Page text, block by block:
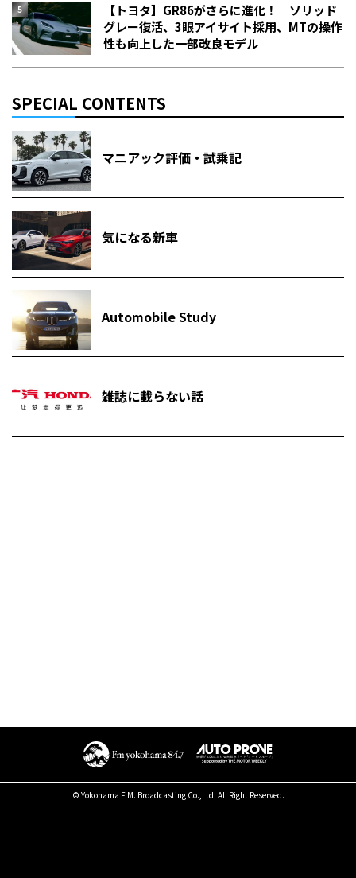
【トヨタ】GR86がさらに進化！ ソリッド
グレー復活、3眼アイサイト採用、MTの操作
性も向上した一部改良モデル
SPECIAL CONTENTS
マニアック評価・試乗記
気になる新車
Automobile Study
雑誌に載らない話
© Yokohama F.M. Broadcasting Co.,Ltd. All Right Reserved.